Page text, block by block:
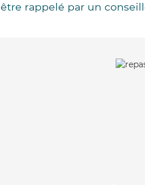
être rappelé par un